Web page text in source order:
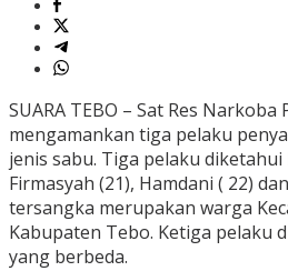
SUARA TEBO – Sat Res
mengamankan tiga pelaku
jenis sabu. Tiga pelaku
Firmasyah (21), Hamdani ( 22)
tersangka merupakan warga
Kabupaten Tebo. Ketiga pelaku
yang berbeda.